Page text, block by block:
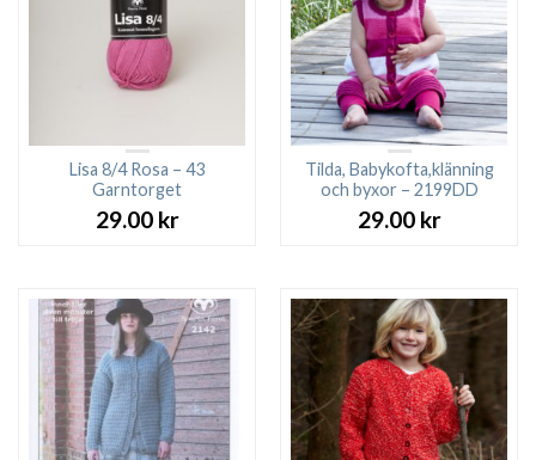
Lisa 8/4 Rosa – 43
Garntorget
29.00 kr
Tilda, Babykofta,klänning
och byxor – 2199DD
29.00 kr